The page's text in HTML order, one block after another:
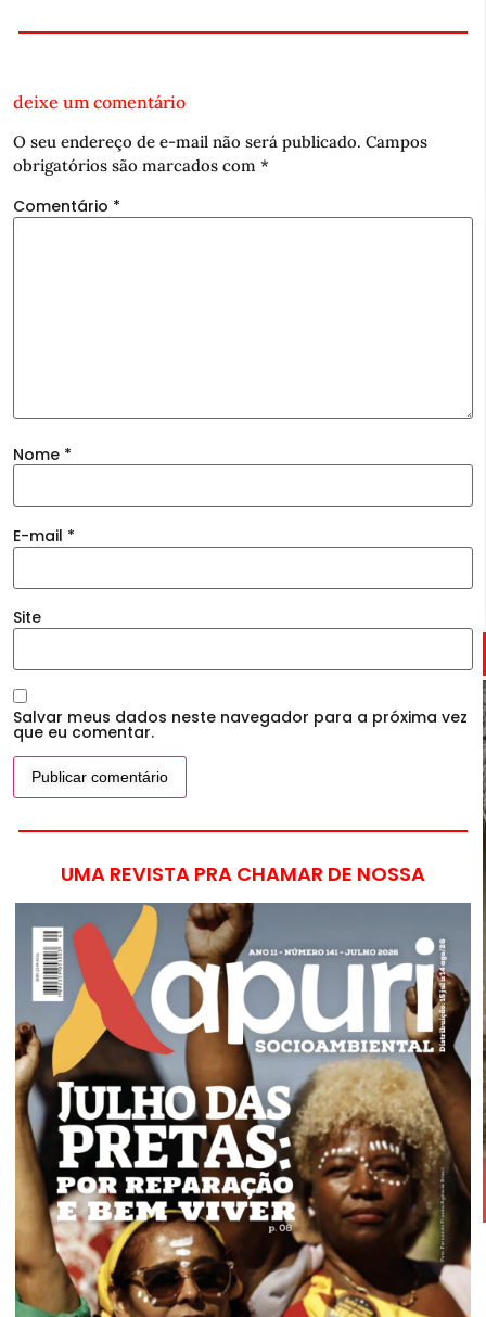
deixe um comentário
O seu endereço de e-mail não será publicado. Campos
obrigatórios são marcados com *
Comentário *
Nome *
E-mail *
Site
Salvar meus dados neste navegador para a próxima vez
que eu comentar.
UMA REVISTA PRA CHAMAR DE NOSSA